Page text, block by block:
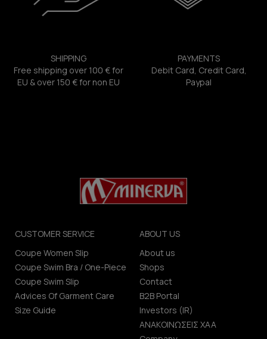
SHIPPING
Free shipping over 100 € for
EU & over 150 € for non EU
PAYMENTS
Debit Card, Credit Card,
Paypal
CUSTOMER SERVICE
Coupe Women Slip
Coupe Swim Bra / One-Piece
Coupe Swim Slip
Advices Of Garment Care
Size Guide
ABOUT US
About us
Shops
Contact
B2B Portal
Investors (IR)
ΑΝΑΚΟΙΝΩΣΕΙΣ ΧΑΑ